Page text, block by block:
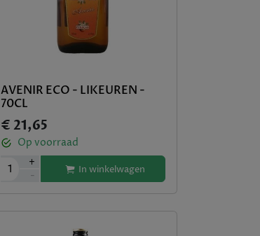
AVENIR ECO - LIKEUREN -
70CL
€ 21,65
Op voorraad
1
+
-
In winkelwagen